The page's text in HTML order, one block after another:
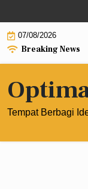
to
content07/08/2026
Breaking News
Marketing
Tempat Berbagi